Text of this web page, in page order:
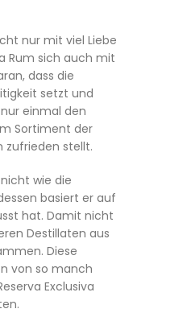
nur mit viel Liebe
Rum sich auch mit
dass die
setzt und
einmal den
Sortiment der
zufrieden stellt.
wie die
basiert er auf
hat. Damit nicht
Destillaten aus
Diese
von so manch
Exclusiva